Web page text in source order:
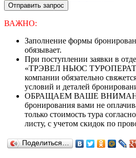
Отправить запрос
ВАЖНО:
Заполнение формы
обязывает.
При поступлении заявки в
«ТРЭВЕЛ НЬЮС
компании обязательно
условий и деталей
ОБРАЩАЕМ ВАШЕ ВНИМАНИЕ
бронирования вами не
только стоимость тура
листу, с учетом скидок по
Поделиться…